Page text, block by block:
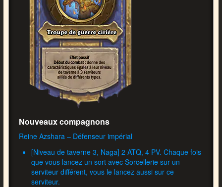
Nouveaux compagnons
Reine Azshara – Défenseur impérial
[Niveau de taverne 3, Naga] 2 ATQ, 4 PV. Chaque fois
que vous lancez un sort avec Sorcellerie sur un
serviteur différent, vous le lancez aussi sur ce
serviteur.